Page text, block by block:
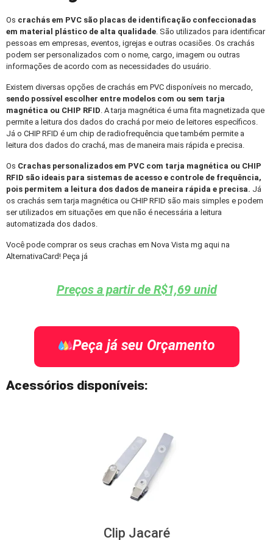
Os crachás em PVC são placas de identificação confeccionadas
em material plástico de alta qualidade. São utilizados para identificar
pessoas em empresas, eventos, igrejas e outras ocasiões. Os crachás
podem ser personalizados com o nome, cargo, imagem ou outras
informações de acordo com as necessidades do usuário.
Existem diversas opções de crachás em PVC disponíveis no mercado,
sendo possível escolher entre modelos com ou sem tarja
magnética ou CHIP RFID. A tarja magnética é uma fita magnetizada que
permite a leitura dos dados do crachá por meio de leitores específicos.
Já o CHIP RFID é um chip de radiofrequência que também permite a
leitura dos dados do crachá, mas de maneira mais rápida e precisa.
Os Crachas personalizados em PVC com tarja magnética ou CHIP
RFID são ideais para sistemas de acesso e controle de frequência,
pois permitem a leitura dos dados de maneira rápida e precisa. Já
os crachás sem tarja magnética ou CHIP RFID são mais simples e podem
ser utilizados em situações em que não é necessária a leitura
automatizada dos dados.
Você pode comprar os seus crachas em Nova Vista mg aqui na
AlternativaCard! Peça já
Preços a partir de R$1,69 unid
Peça já seu Orçamento
Acessórios disponíveis:
Clip Jacaré